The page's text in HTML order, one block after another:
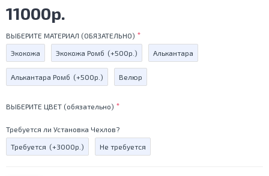
11000р.
ВЫБЕРИТЕ МАТЕРИАЛ (ОБЯЗАТЕЛЬНО)
Экокожа Экокожа Ромб (+500р.) Алькантара
Алькантара Ромб (+500р.) Велюр
ВЫБЕРИТЕ ЦВЕТ (обязательно)
Требуется ли Установка Чехлов?
Требуется (+3000р.) Не требуется